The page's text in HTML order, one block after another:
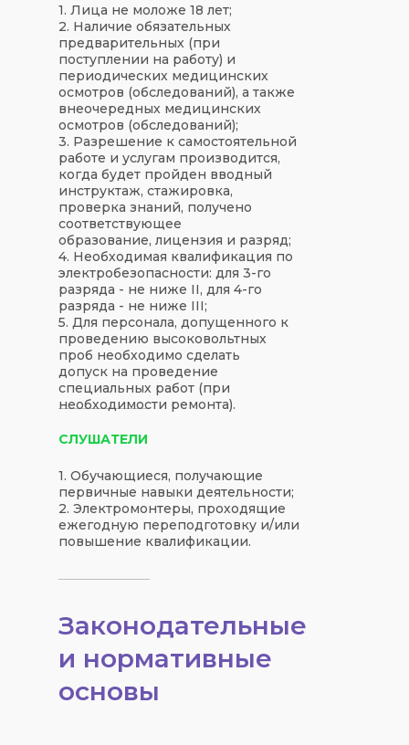
СЛУШАТЕЛИ
1. Обучающиеся, получающие
первичные навыки деятельности;
2. Электромонтеры, проходящие
ежегодную переподготовку и/или
повышение квалификации.
1. Лица не моложе 18 лет;
2. Наличие обязательных
предварительных (при
поступлении на работу) и
периодических медицинских
осмотров (обследований), а также
внеочередных медицинских
осмотров (обследований);
3. Разрешение к самостоятельной
работе и услугам производится,
когда будет пройден вводный
инструктаж, стажировка,
проверка знаний, получено
соответствующее
образование, лицензия и разряд;
4. Необходимая квалификация по
электробезопасности: для 3-го
разряда - не ниже II, для 4-го
разряда - не ниже III;
5. Для персонала, допущенного к
проведению высоковольтных
проб необходимо сделать
допуск на проведение
специальных работ (при
необходимости ремонта).
Законодательные
и нормативные
основы